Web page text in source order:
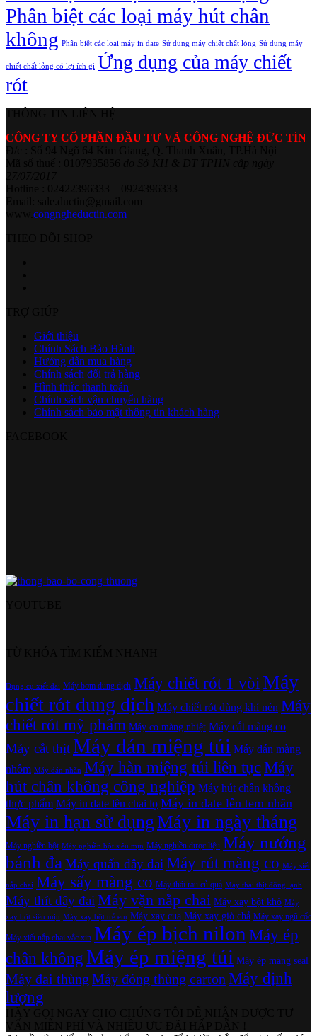
Phân biệt các loại máy hút chân
không Phân biệt các loại máy in date Sử dụng máy chiết chất lỏng Sử dụng máy
chiết chất lỏng có lợi ích gì Ứng dụng của máy chiết
rót
CÔNG TY CỔ PHẦN ĐẦU TƯ VÀ CÔNG NGHỆ ĐỨC TÍN
congngheductin.com
Giới thiệu
Chính Sách Bảo Hành
Hướng dẫn mua hàng
Chính sách đổi trả hàng
Hình thức thanh toán
Chính sách vận chuyển hàng
Chính sách bảo mật thông tin khách hàng
Dụng cụ xiết đai Máy bơm dung dịch Máy chiết rót 1 vòiMáy
chiết rót dung dịch Máy chiết rót dùng khí nén Máy
chiết rót mỹ phẩm Máy co màng nhiệt Máy cắt màng co
Máy cắt thịtMáy dán miệng túi Máy dán màng
nhôm Máy dán nhãn Máy hàn miệng túi liên tụcMáy
hút chân không công nghiệp Máy hút chân không
thực phẩm Máy in date lên chai lọ Máy in date lên tem nhãn
Máy in hạn sử dụngMáy in ngày tháng
Máy nghiền bột Máy nghiền bột siêu mịn Máy nghiền dược liệu Máy nướng
bánh đa Máy quấn dây đai Máy rút màng co Máy siết
nắp chai Máy sấy màng co Máy thái rau củ quả Máy thái thịt đông lạnh
Máy thít dây đai Máy vặn nắp chai Máy xay bột khô Máy
xay bột siêu mịn Máy xay bột trẻ em Máy xay cua Máy xay giò chả Máy xay ngũ cốc
Máy xiết nắp chai vắc xin Máy ép bịch nilon Máy ép
chân không Máy ép miệng túi Máy ép màng seal
Máy đai thùng Máy đóng thùng carton Máy định
lượng